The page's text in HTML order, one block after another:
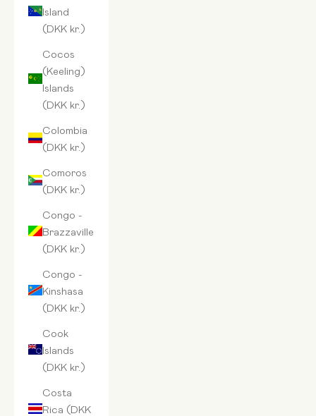
Island
(DKK kr.)
Cocos
(Keeling)
Islands
(DKK kr.)
Colombia
(DKK kr.)
Comoros
(DKK kr.)
Congo -
Brazzaville
(DKK kr.)
Congo -
Kinshasa
(DKK kr.)
Cook
Islands
(DKK kr.)
Costa
Rica (DKK